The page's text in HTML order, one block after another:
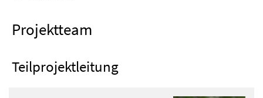
Projektteam
Teilprojektleitung